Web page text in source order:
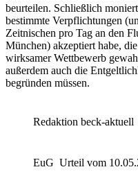
beurteilen. Schließlich
bestimmte Verpflichtungen
Zeitnischen pro Tag an den
München) akzeptiert habe,
wirksamer Wettbewerb
außerdem auch die
begründen müssen.
Redaktion beck-aktuell
EuG Urteil vom